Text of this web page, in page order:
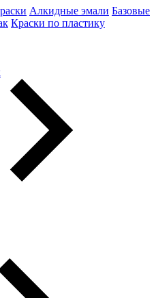
Алкидные эмали Базовые
Краски по пластику